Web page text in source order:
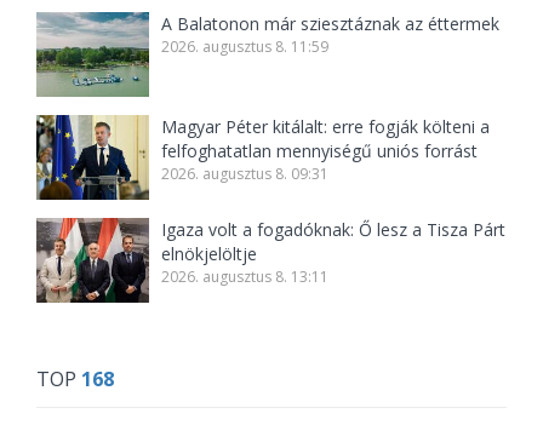
A Balatonon már sziesztáznak az éttermek
2026. augusztus 8. 11:59
Magyar Péter kitálalt: erre fogják költeni a
felfoghatatlan mennyiségű uniós forrást
2026. augusztus 8. 09:31
Igaza volt a fogadóknak: Ő lesz a Tisza Párt
elnökjelöltje
2026. augusztus 8. 13:11
TOP 168